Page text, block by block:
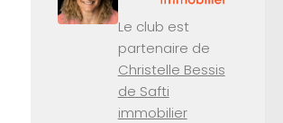
Le club est
partenaire de
Christelle Bessis
de Safti
immobilier